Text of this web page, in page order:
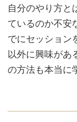
自分のやり方と
ているのか不安
でにセッション
以外に興味があ
の方法も本当に